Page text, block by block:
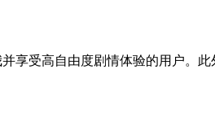
享受高自由度剧情体验的用户。